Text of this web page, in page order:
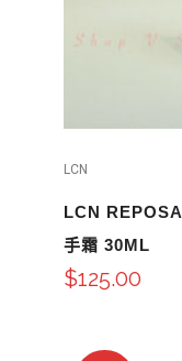
LCN
LCN
手霜 30ML
$125.00